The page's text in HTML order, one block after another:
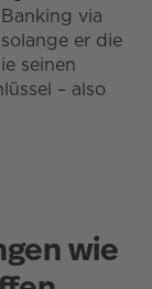
via
er die
seinen
– also
wie